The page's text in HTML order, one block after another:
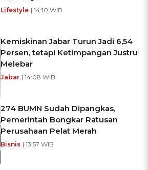
Lifestyle | 14:10 WIB
Kemiskinan Jabar Turun Jadi 6,54
Persen, tetapi Ketimpangan Justru
Melebar
Jabar | 14:08 WIB
274 BUMN Sudah Dipangkas,
Pemerintah Bongkar Ratusan
Perusahaan Pelat Merah
Bisnis | 13:57 WIB